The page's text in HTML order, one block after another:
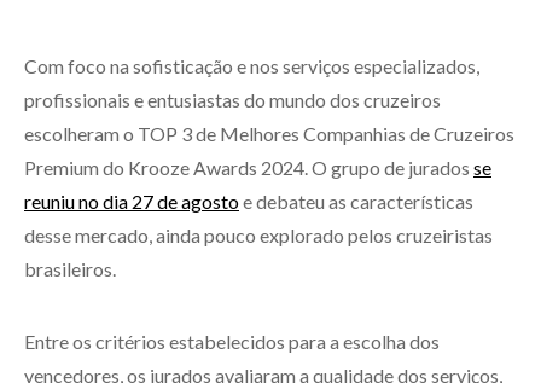
Com foco na sofisticação e nos serviços especializados,
profissionais e entusiastas do mundo dos cruzeiros
escolheram o TOP 3 de Melhores Companhias de Cruzeiros
Premium do Krooze Awards 2024. O grupo de jurados se
reuniu no dia 27 de agostoe debateu as características
desse mercado, ainda pouco explorado pelos cruzeiristas
brasileiros.
Entre os critérios estabelecidos para a escolha dos
vencedores, os jurados avaliaram a qualidade dos serviços,